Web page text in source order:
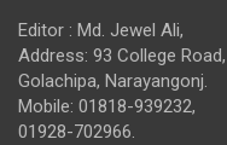
Editor : Md. Jewel Ali,
Address: 93 College Road,
Golachipa, Narayangonj.
Mobile: 01818-939232,
01928-702966.